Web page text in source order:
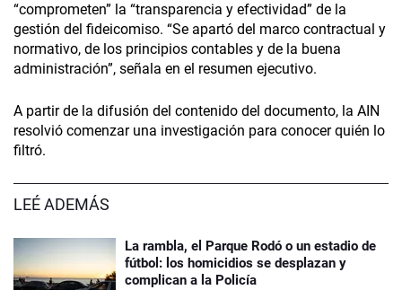
“comprometen” la “transparencia y efectividad” de la
gestión del fideicomiso. “Se apartó del marco contractual y
normativo, de los principios contables y de la buena
administración”, señala en el resumen ejecutivo.
A partir de la difusión del contenido del documento, la AIN
resolvió comenzar una investigación para conocer quién lo
filtró.
LEÉ ADEMÁS
La rambla, el Parque Rodó o un estadio de
fútbol: los homicidios se desplazan y
complican a la Policía